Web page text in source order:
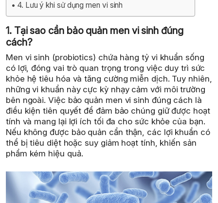
4. Lưu ý khi sử dụng men vi sinh
1. Tại sao cần bảo quản men vi sinh đúng
cách?
Men vi sinh (probiotics) chứa hàng tỷ vi khuẩn sống
có lợi, đóng vai trò quan trọng trong việc duy trì sức
khỏe hệ tiêu hóa và tăng cường miễn dịch. Tuy nhiên,
những vi khuẩn này cực kỳ nhạy cảm với môi trường
bên ngoài. Việc bảo quản men vi sinh đúng cách là
điều kiện tiên quyết để đảm bảo chúng giữ được hoạt
tính và mang lại lợi ích tối đa cho sức khỏe của bạn.
Nếu không được bảo quản cẩn thận, các lợi khuẩn có
thể bị tiêu diệt hoặc suy giảm hoạt tính, khiến sản
phẩm kém hiệu quả.